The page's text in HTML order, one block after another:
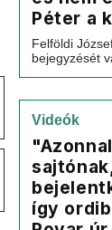
Péter a
Felföldi
bejegyzését
Videók
így